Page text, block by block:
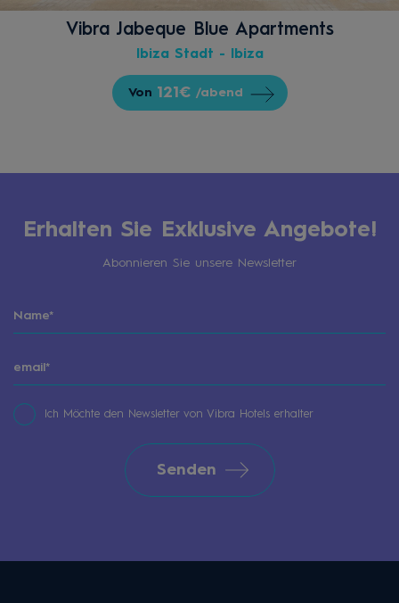
Vibra Jabeque Blue Apartments
Ibiza Stadt - Ibiza
Von 121€ /abend
Erhalten Sie Exklusive Angebote!
Abonnieren Sie unsere Newsletter
Ich Möchte den Newsletter von Vibra Hotels erhalter
Senden